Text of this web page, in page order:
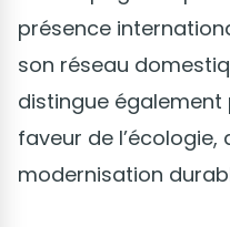
présence
son réseau
distingue
faveur de
modernisation